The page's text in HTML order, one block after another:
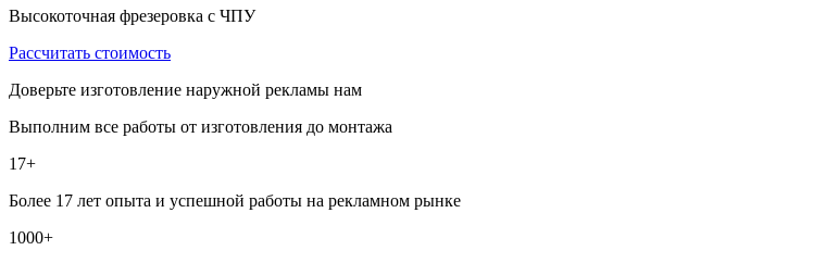
Высокоточная фрезеровка с ЧПУ
Рассчитать стоимость
Доверьте изготовление наружной рекламы нам
Выполним все работы от изготовления до монтажа
17+
Более 17 лет опыта и успешной работы на рекламном рынке
1000+